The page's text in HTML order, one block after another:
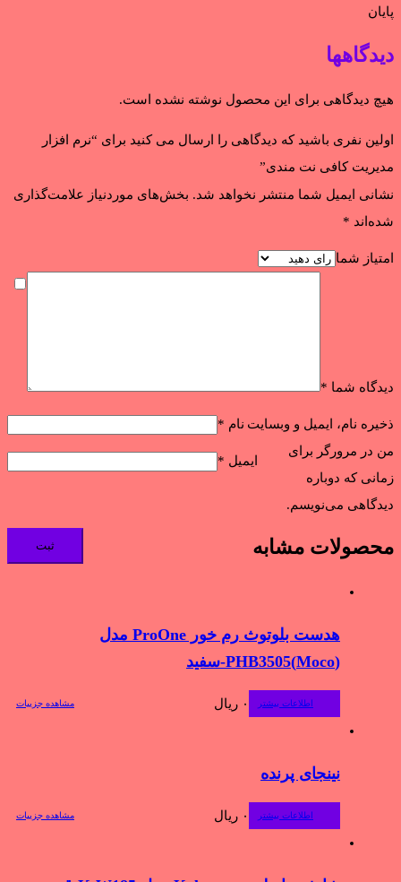
پایان
دیدگاهها
هیچ دیدگاهی برای این محصول نوشته نشده است.
اولین نفری باشید که دیدگاهی را ارسال می کنید برای “نرم افزار
مدیریت کافی نت مندی”
نشانی ایمیل شما منتشر نخواهد شد. بخش‌های موردنیاز علامت‌گذاری
شده‌اند *
امتیاز شما
دیدگاه شما *
نام *
ایمیل *
ذخیره نام، ایمیل و وبسایت
من در مرورگر برای
زمانی که دوباره
دیدگاهی می‌نویسم.
محصولات مشابه
هدست بلوتوث رم خور ProOne مدل
(Moco)PHB3505-سفید
اطلاعات بیشتر مشاهده جزییات ۰ ریال
نینجای پرنده
اطلاعات بیشتر مشاهده جزییات ۰ ریال